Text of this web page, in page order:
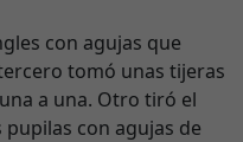
con agujas que
tomó unas tijeras
a una. Otro tiró el
con agujas de